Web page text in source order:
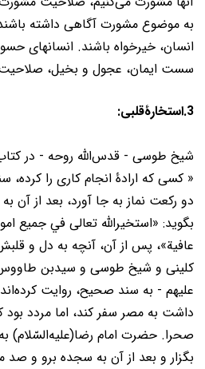
به موضوع مشورت آگاهی داشته
انسان، خیرخواه باشند. انسانهای
سست ایمان، عجول و بخیل، صلاحیت
3.استخارۀقلبی:
شیخ طوسی - قدس‌الله روحه - در
« کسی که ارادۀ انجام کاری را
دو رکعت نماز به جا آورد، بعد از آن
بگوید: «استخیرالله تعالی في جمیع
عافیة»، پس از آن، آنچه به دل و
کلینی و شیخ طوسی و سیدبن طاووس
علیهم - به سند صحیح، روایت
داشت به مصر سفر کند، اما مردد بود
صحرا. حضرت امام رضا(عليه‌السّلام)
بگزار و بعد از آن به سجده برو و صد